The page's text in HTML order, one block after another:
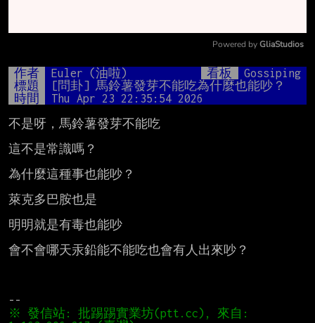
Mute
Powered by GliaStudios
作者 Euler (油啦) 看板
Gossiping
標題
[問卦] 馬鈴薯發芽不能吃為什麼也能吵？
時間
Thu Apr 23 22:35:54 2026
不是呀，馬鈴薯發芽不能吃
這不是常識嗎？
為什麼這種事也能吵？
萊克多巴胺也是
明明就是有毒也能吵
會不會哪天汞鉛能不能吃也會有人出來吵？
※ 發信站: 批踢踢實業坊(ptt.cc), 來自: